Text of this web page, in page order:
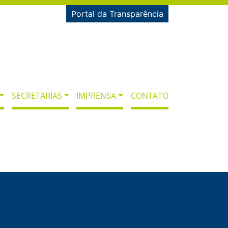
Portal da Transparência
SECRETARIAS IMPRENSA CONTATO